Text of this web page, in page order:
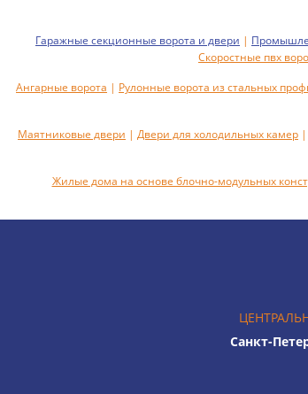
Гаражные секционные ворота и двери |
Скоростные пвх
Ангарные ворота | Рулонные ворота из стальных
Маятниковые двери | Двери для холодильных камер |
Жилые дома на основе блочно-модульных
Санкт-